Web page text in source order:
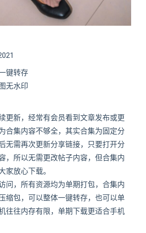
键转存
无水印
更新，经常有会员看到文章发布或更
合集内容不够全，其实合集为固定分
无需再次更新分享链接，只要打开分
，所以无需更改帖子内容，但合集内
家放心下载。
问，所有资源均为单期打包，合集内
缩包，可以整体一键转存，也可以单
往往内存有限，单期下载更适合手机